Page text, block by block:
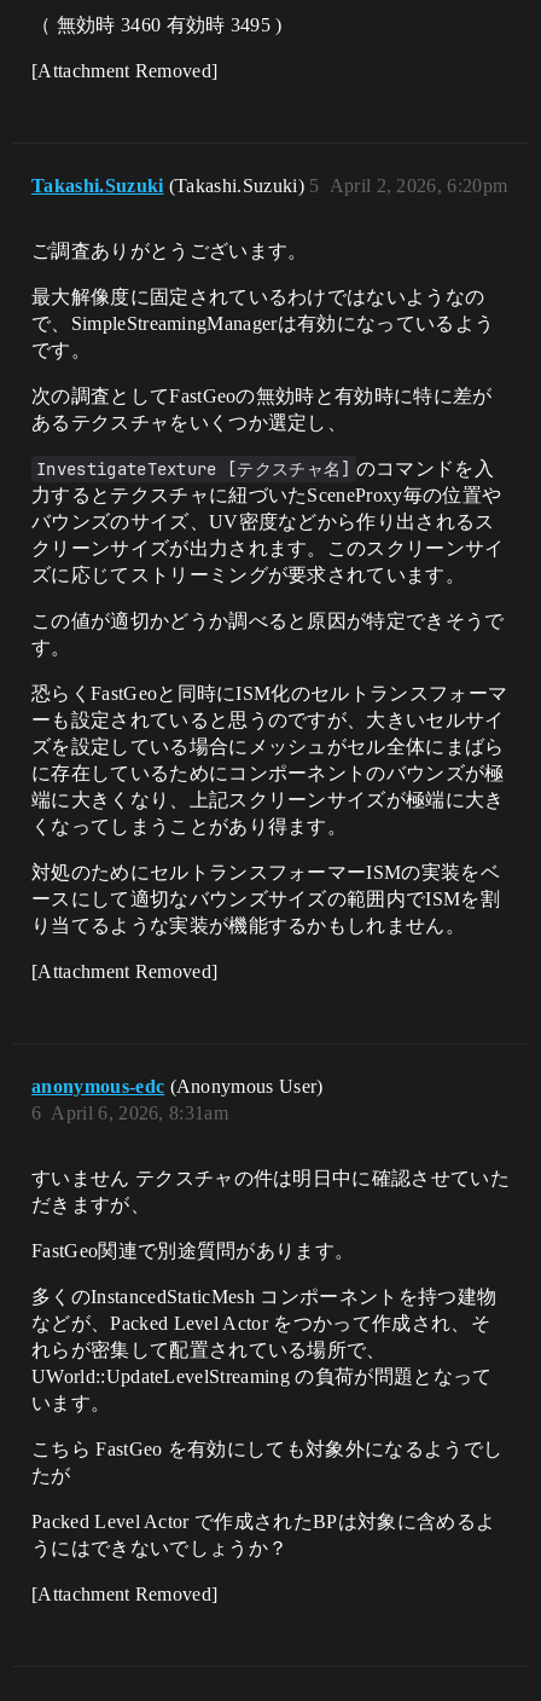
（ 無効時 3460 有効時 3495 )
[Attachment Removed]
Takashi.Suzuki (Takashi.Suzuki) April 2, 2026, 6:20pm
5
ご調査ありがとうございます。
最大解像度に固定されているわけではないようなの
で、SimpleStreamingManagerは有効になっているよう
です。
次の調査としてFastGeoの無効時と有効時に特に差が
あるテクスチャをいくつか選定し、
InvestigateTexture [テクスチャ名] のコマンドを入
力するとテクスチャに紐づいたSceneProxy毎の位置や
バウンズのサイズ、UV密度などから作り出されるス
クリーンサイズが出力されます。このスクリーンサイ
ズに応じてストリーミングが要求されています。
この値が適切かどうか調べると原因が特定できそうで
す。
恐らくFastGeoと同時にISM化のセルトランスフォーマ
ーも設定されていると思うのですが、大きいセルサイ
ズを設定している場合にメッシュがセル全体にまばら
に存在しているためにコンポーネントのバウンズが極
端に大きくなり、上記スクリーンサイズが極端に大き
くなってしまうことがあり得ます。
対処のためにセルトランスフォーマーISMの実装をベ
ースにして適切なバウンズサイズの範囲内でISMを割
り当てるような実装が機能するかもしれません。
[Attachment Removed]
anonymous-edc (Anonymous User)
April 6, 2026, 8:31am
6
すいません テクスチャの件は明日中に確認させていた
だきますが、
FastGeo関連で別途質問があります。
多くのInstancedStaticMesh コンポーネントを持つ建物
などが、Packed Level Actor をつかって作成され、そ
れらが密集して配置されている場所で、
UWorld::UpdateLevelStreaming の負荷が問題となって
います。
こちら FastGeo を有効にしても対象外になるようでし
たが
Packed Level Actor で作成されたBPは対象に含めるよ
うにはできないでしょうか？
[Attachment Removed]